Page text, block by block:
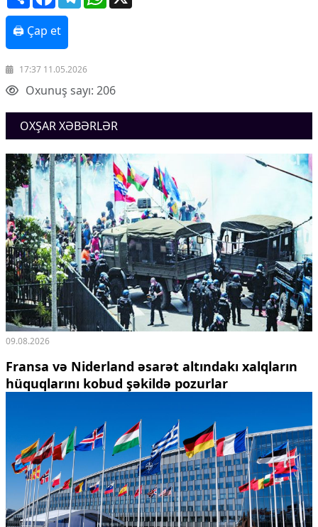
İqtisadi xəbərlər
Energetika
Neft-qaz
Kənd təsərrüfatı
Hərbi sənaye
COP29
Cəmiyyət
Crossmedia.az - 1 yaş
Siyasət
Məhkəmə və hüquq
Ekologiya
Zəfər - 5
Gənclər və İdman
Media və QHT
Hadisə
Sağlamlıq
Sosium
Mənəvi dəyərlər
Texnologiya
Mətbuat-150
Əlaqə
🖨 Çap et
17:37 11.05.2026
Oxunuş sayı: 206
OXŞAR XƏBƏRLƏR
09.08.2026
Fransa və Niderland əsarət altındakı xalqların
hüquqlarını kobud şəkildə pozurlar